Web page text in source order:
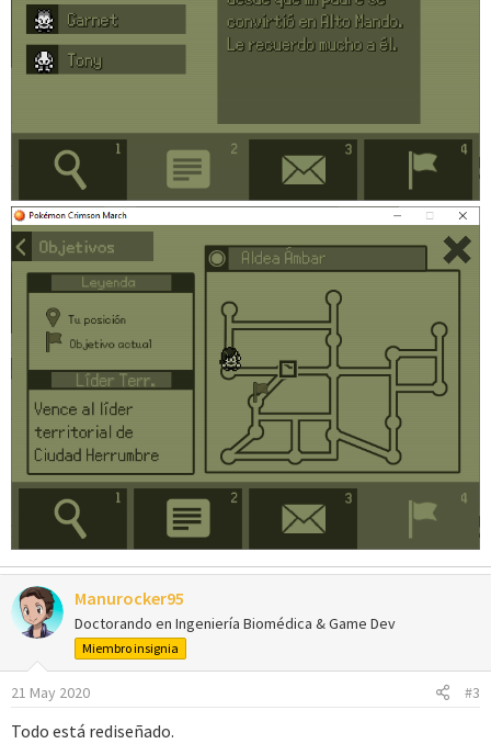
Manurocker95
Doctorando en Ingeniería Biomédica & Game Dev
Miembro insignia
21 May 2020 #3
Todo está rediseñado.